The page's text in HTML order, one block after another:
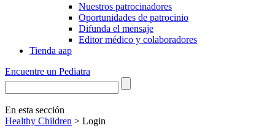
Nuestros patrocinadores
Oportunidades de patrocinio
Difunda el mensaje
Editor médico y colaboradores
Tienda aap
Encuentre un Pediatra
En esta sección
Healthy Children > Login